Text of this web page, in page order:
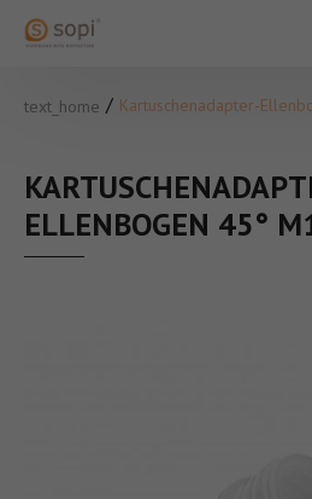
text_home Kartuschenadapter-
ELLENBOGEN 45°